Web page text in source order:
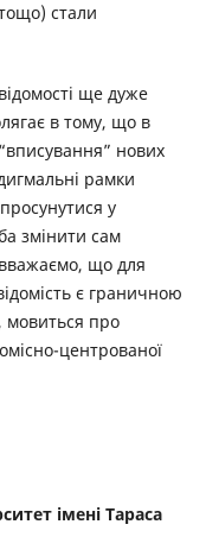
стали
ще дуже
в тому, що в
нових
рамки
у
змінити сам
що для
є граничною
про
центрованої
імені Тараса